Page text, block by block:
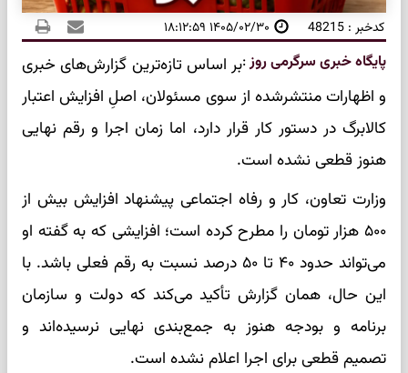
کدخبر : 48215 ۱۴۰۵/۰۲/۳۰ ۱۸:۱۲:۵۹
پایگاه خبری سرگرمی روز:بر اساس تازه‌ترین گزارش‌های خبری
و اظهارات منتشرشده از سوی مسئولان، اصلِ افزایش اعتبار
کالابرگ در دستور کار قرار دارد، اما زمان اجرا و رقم نهایی
هنوز قطعی نشده است.
وزارت تعاون، کار و رفاه اجتماعی پیشنهاد افزایش بیش از
۵۰۰ هزار تومان را مطرح کرده است؛ افزایشی که به گفته او
می‌تواند حدود ۴۰ تا ۵۰ درصد نسبت به رقم فعلی باشد. با
این حال، همان گزارش تأکید می‌کند که دولت و سازمان
برنامه و بودجه هنوز به جمع‌بندی نهایی نرسیده‌اند و
تصمیم قطعی برای اجرا اعلام نشده است.